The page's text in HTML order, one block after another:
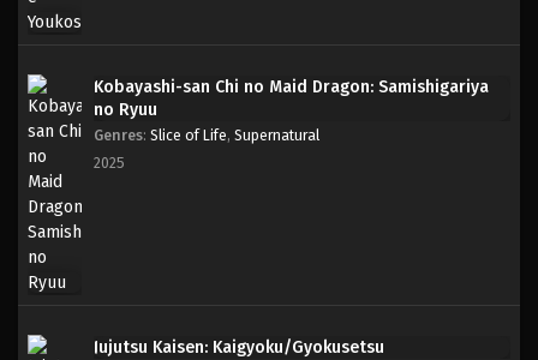
Kobayashi-san Chi no Maid Dragon: Samishigariya
no Ryuu
Genres: Slice of Life, Supernatural
2025
Jujutsu Kaisen: Kaigyoku/Gyokusetsu